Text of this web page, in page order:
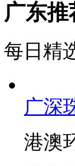
广东
每日精
广深
港澳